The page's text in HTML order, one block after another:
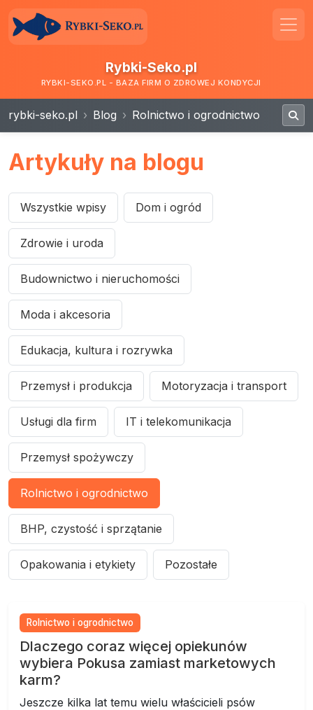
Rybki-Seko.pl
RYBKI-SEKO.PL - BAZA FIRM O ZDROWEJ KONDYCJI
rybki-seko.pl Blog Rolnictwo i ogrodnictwo
Artykuły na blogu
Wszystkie wpisy Dom i ogród
Zdrowie i uroda
Budownictwo i nieruchomości
Moda i akcesoria
Edukacja, kultura i rozrywka
Przemysł i produkcja Motoryzacja i transport
Usługi dla firm IT i telekomunikacja
Przemysł spożywczy
Rolnictwo i ogrodnictwo
BHP, czystość i sprzątanie
Opakowania i etykiety Pozostałe
Rolnictwo i ogrodnictwo
Dlaczego coraz więcej opiekunów
wybiera Pokusa zamiast marketowych
karm?
Jeszcze kilka lat temu wielu właścicieli psów